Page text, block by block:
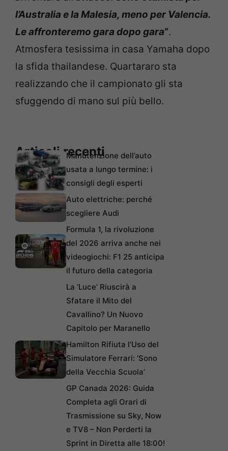
l’Australia e la Malesia, meno per Valencia.
Le affronteremo gara dopo gara“.
Atmosfera tesissima in casa Yamaha dopo
la sfida thailandese. Quartararo sta
realizzando che il campionato gli sta
sfuggendo di mano sul più bello.
Articoli recentiManutenzione dell’auto
usata a lungo termine: i
consigli degli esperti
Auto elettriche: perché
scegliere Audi
Formula 1, la rivoluzione
del 2026 arriva anche nei
videogiochi: F1 25 anticipa
il futuro della categoria
La ‘Luce’ Riuscirà a
Sfatare il Mito del
Cavallino? Un Nuovo
Capitolo per Maranello
Hamilton Rifiuta l’Uso del
Simulatore Ferrari: ‘Sono
della Vecchia Scuola’
GP Canada 2026: Guida
Completa agli Orari di
Trasmissione su Sky, Now
e TV8 – Non Perderti la
Sprint in Diretta alle 18:00!